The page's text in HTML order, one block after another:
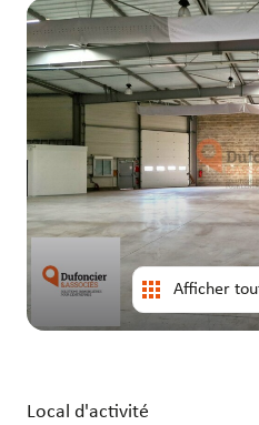
&
entrepôts
&
entrepôts
Contact
Afficher
Local d'activité